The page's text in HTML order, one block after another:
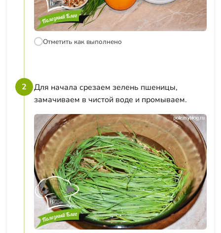
Отметить как выполнено
2
Для начала срезаем зелень пшеницы,
замачиваем в чистой воде и промываем.